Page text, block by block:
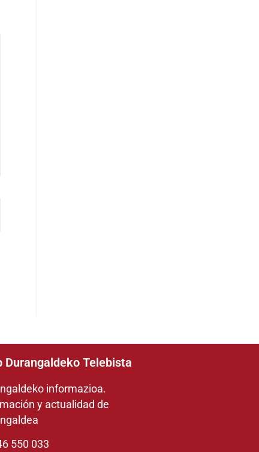
Durangaldeko Telebista
informazioa.
y actualidad de
550 033